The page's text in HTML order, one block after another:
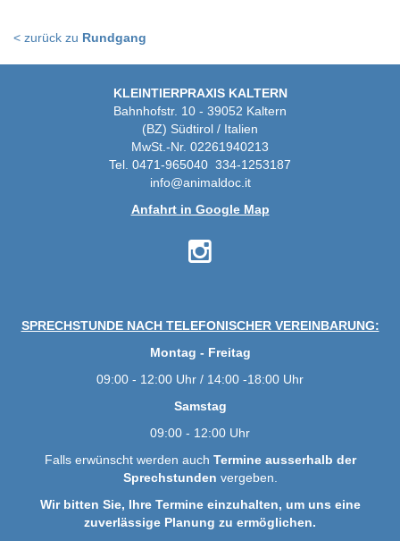
< zurück zu Rundgang
KLEINTIERPRAXIS KALTERN
Bahnhofstr. 10 - 39052 Kaltern
(BZ) Südtirol / Italien
MwSt.-Nr. 02261940213
Tel. 0471-965040 334-1253187
info@animaldoc.it
Anfahrt in Google Map
SPRECHSTUNDE NACH TELEFONISCHER VEREINBARUNG:
Montag - Freitag
09:00 - 12:00 Uhr / 14:00 -18:00 Uhr
Samstag
09:00 - 12:00 Uhr
Falls erwünscht werden auch Termine ausserhalb der
Sprechstunden vergeben.
Wir bitten Sie, Ihre Termine einzuhalten, um uns eine
zuverlässige Planung zu ermöglichen.